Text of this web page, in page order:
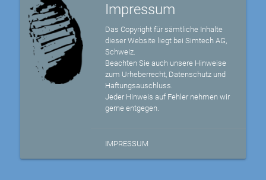
Impressum
Das Copyright für sämtliche Inhalte
dieser Website liegt bei Simtech AG,
Schweiz.
Beachten Sie auch unsere Hinweise
zum Urheberrecht, Datenschutz und
Haftungsauschluss.
Jeder Hinweis auf Fehler nehmen wir
gerne entgegen.
IMPRESSUM